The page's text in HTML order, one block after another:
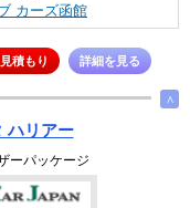
カーズ函館
積もり 詳細を見る
∧
ハリアー
ーパッケージ